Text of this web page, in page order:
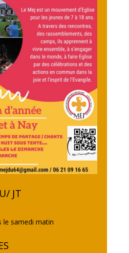
JT
le samedi matin